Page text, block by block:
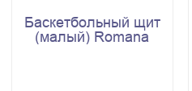
Баскетбольный щит
(малый) Romana